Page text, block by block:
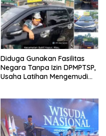
Penegakan Hukum
Diduga Gunakan Fasilitas
Negara Tanpa Izin DPMPTSP,
Usaha Latihan Mengemudi